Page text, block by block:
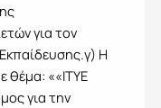
για τον
Η
θέμα: ««ΙΤΥΕ
για την